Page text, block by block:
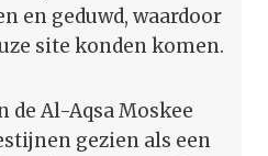
en geduwd, waardoor
site konden komen.
de Al-Aqsa Moskee
gezien als een